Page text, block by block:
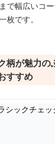
で幅広いコ
枚です。
柄が魅力の
すすめ